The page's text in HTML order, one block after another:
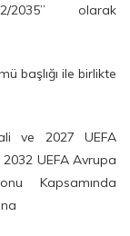
2035” olarak
başlığı ile birlikte
ve 2027 UEFA
UEFA Avrupa
Kapsamında